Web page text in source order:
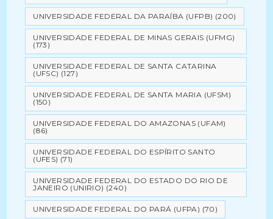
UNIVERSIDADE FEDERAL DA PARAÍBA (UFPB) (200)
UNIVERSIDADE FEDERAL DE MINAS GERAIS (UFMG)
(173)
UNIVERSIDADE FEDERAL DE SANTA CATARINA
(UFSC) (127)
UNIVERSIDADE FEDERAL DE SANTA MARIA (UFSM)
(150)
UNIVERSIDADE FEDERAL DO AMAZONAS (UFAM)
(86)
UNIVERSIDADE FEDERAL DO ESPÍRITO SANTO
(UFES) (71)
UNIVERSIDADE FEDERAL DO ESTADO DO RIO DE
JANEIRO (UNIRIO) (240)
UNIVERSIDADE FEDERAL DO PARÁ (UFPA) (70)